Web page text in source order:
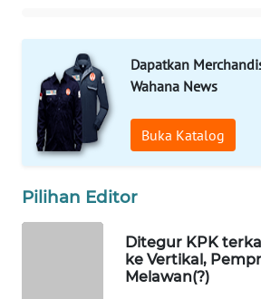
Dapatkan
Wahana News
Buka Katalog
Pilihan Editor
Ditegur KPK
ke Vertikal,
Melawan(?)
KONSUMEN
LISTRIK
MASYARAKAT